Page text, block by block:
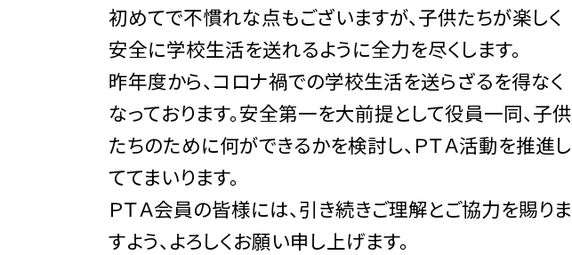
初めてで不慣れな点もございますが、子供たちが楽しく
安全に学校生活を送れるように全力を尽くします。
昨年度から、コロナ禍での学校生活を送らざるを得なく
なっております。安全第一を大前提として役員一同、子供
たちのために何ができるかを検討し、ＰＴＡ活動を推進し
ててまいります。
ＰＴＡ会員の皆様には、引き続きご理解とご協力を賜りま
すよう、よろしくお願い申し上げます。